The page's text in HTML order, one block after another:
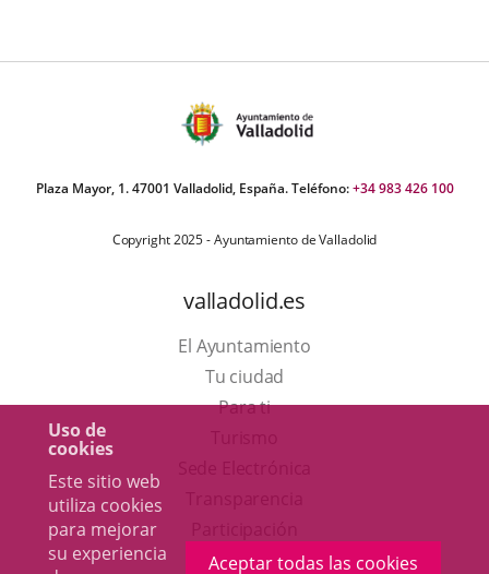
Uso de
cookies
Este sitio web
utiliza cookies
para mejorar
su experiencia
Aceptar todas las cookies
Plaza Mayor, 1. 47001 Valladolid, España. Teléfono:+34 983 426 100
Copyright 2025 - Ayuntamiento de Valladolid
valladolid.es
El Ayuntamiento
Tu ciudad
Para ti
en aplicación